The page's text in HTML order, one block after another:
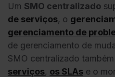
Um SMO centralizado
de serviços, o
gerenciamento de
de gerenciamento de
SMO centralizado
serviços, os SLAs e o